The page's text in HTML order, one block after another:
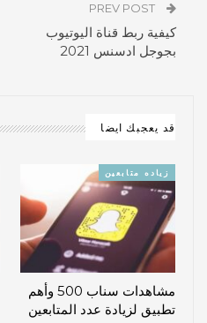
كيفية ربط قناة اليوتيوب
بجوجل ادسنس 2021
قد يعجبك ايضا
زياده متابعين
مشاهدات سناب 500 وأهم
تطبيق لزيادة عدد المتابعين